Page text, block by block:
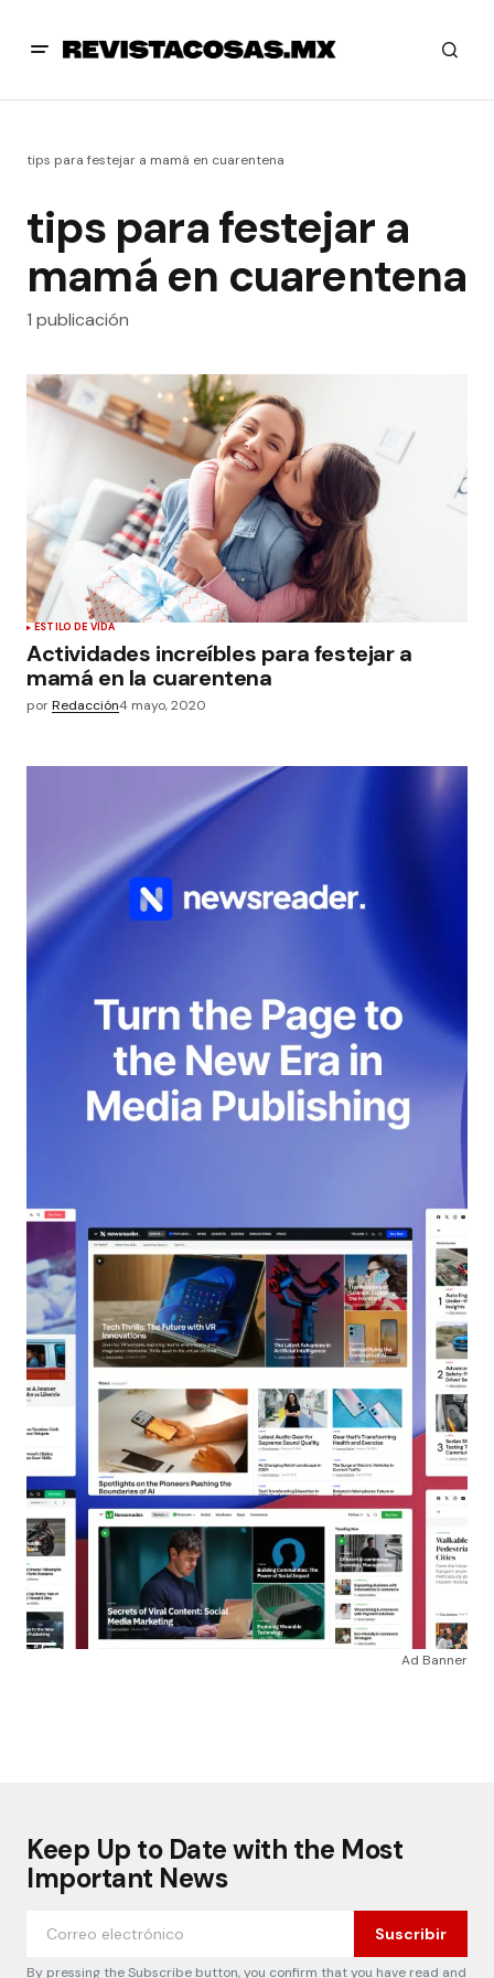
tips para festejar a mamá en cuarentena
tips para festejar a
mamá en cuarentena
1 publicación
ESTILO DE VIDA
Actividades increíbles para festejar a
mamá en la cuarentena
porRedacción4 mayo, 2020
Ad Banner
Keep Up to Date with the Most
Important News
Suscribir
By pressing the Subscribe button, you confirm that you have read and